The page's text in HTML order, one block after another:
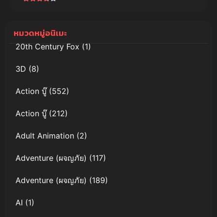
หมวดหมู่อนิเมะ
20th Century Fox(1)
3D (8)
Action บู๊(552)
Action บู๊(212)
Adult Animation (2)
Adventure (ผจญภัย) (117)
Adventure (ผจญภัย) (189)
AI (1)